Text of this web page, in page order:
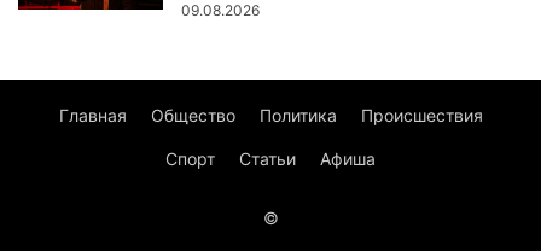
09.08.2026
Главная Общество Политика Происшествия
Спорт Статьи Афиша
©